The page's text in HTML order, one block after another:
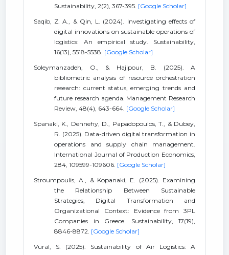
Sustainability, 2(2), 367-395. [Google Scholar]
Saqib, Z. A., & Qin, L. (2024). Investigating effects of
digital innovations on sustainable operations of
logistics: An empirical study. Sustainability,
16(13), 5518-5538. [Google Scholar]
Soleymanzadeh, O., & Hajipour, B. (2025). A
bibliometric analysis of resource orchestration
research: current status, emerging trends and
future research agenda. Management Research
Review, 48(4), 643-664. [Google Scholar]
Spanaki, K., Dennehy, D., Papadopoulos, T., & Dubey,
R. (2025). Data-driven digital transformation in
operations and supply chain management.
International Journal of Production Economics,
284, 109599-109606. [Google Scholar]
Stroumpoulis, A., & Kopanaki, E. (2025). Examining
the Relationship Between Sustainable
Strategies, Digital Transformation and
Organizational Context: Evidence from 3PL
Companies in Greece. Sustainability, 17(19),
8846-8872. [Google Scholar]
Vural, S. (2025). Sustainability of Air Logistics: A